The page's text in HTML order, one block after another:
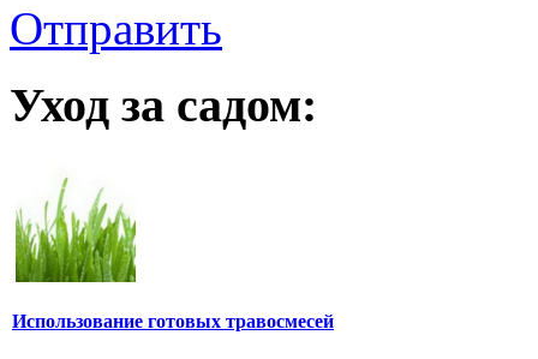
Отправить
Уход за садом:
Использование готовых травосмесей